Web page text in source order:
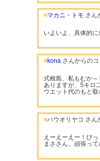
■マカニ・トモ さん
いよいよ、具体的
■kona さんからの
式根島、私もむか
ありますが、5キロ
ウエット代のもと
■ハウオリヤコ さん
えーえーえー！び
まささん、頑張っ